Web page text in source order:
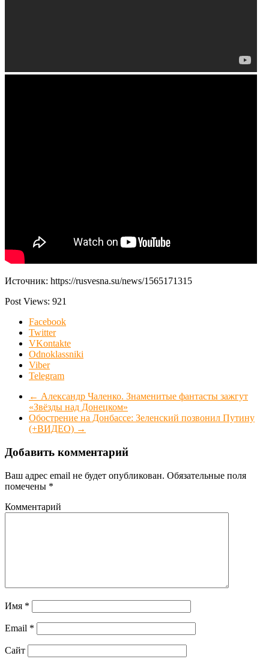
Источник: https://rusvesna.su/news/1565171315
Post Views: 921
Facebook
Twitter
VKontakte
Odnoklassniki
Viber
Telegram
← Александр Чаленко. Знаменитые фантасты зажгут
«Звёзды над Донецком»
Обострение на Донбассе: Зеленский позвонил Путину
(+ВИДЕО) →
Добавить комментарий
Ваш адрес email не будет опубликован. Обязательные поля
помечены *
Комментарий
Имя *
Email *
Сайт